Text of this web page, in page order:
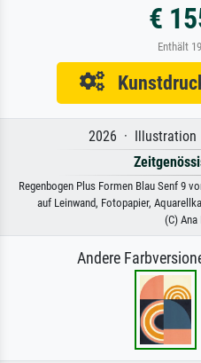
€
Enthält
2026 · Illustration
Regenbogen Plus Formen Blau Senf 9
auf Leinwand, Fotopapier,
(C) Ana
Andere